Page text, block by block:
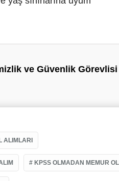
ve Güvenlik Görevlisi
ALIMLARI
KPSS OLMADAN MEMUR